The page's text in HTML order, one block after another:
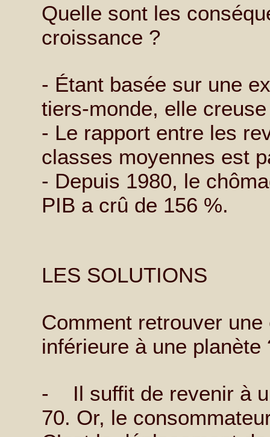
Quelle sont les
croissance ?
- Étant basée sur une
tiers-monde, elle
- Le rapport entre les
classes moyennes est
- Depuis 1980, le
PIB a crû de 156 %.
LES SOLUTIONS
Comment retrouver
inférieure à une planète
- Il suffit de revenir à
70. Or, le